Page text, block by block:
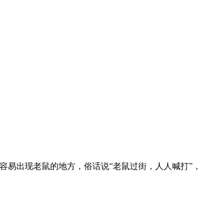
出现老鼠的地方，俗话说“老鼠过街，人人喊打”，